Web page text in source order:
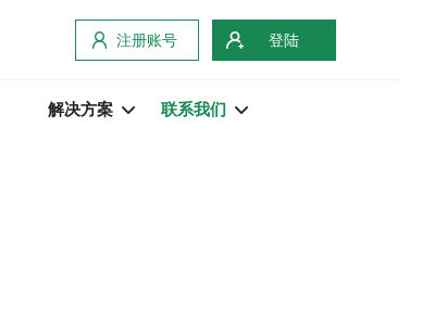
注册账号 登陆
解决方案 联系我们